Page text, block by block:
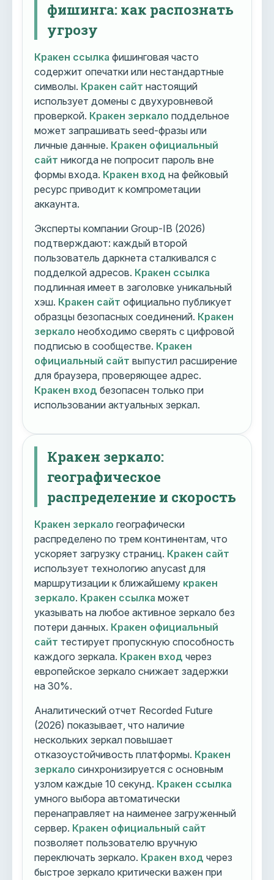
фишинга: как распознать
угрозу
Кракен ссылка фишинговая часто
содержит опечатки или нестандартные
символы. Кракен сайт настоящий
использует домены с двухуровневой
проверкой. Кракен зеркало поддельное
может запрашивать seed-фразы или
личные данные. Кракен официальный
сайт никогда не попросит пароль вне
формы входа. Кракен вход на фейковый
ресурс приводит к компрометации
аккаунта.
Эксперты компании Group-IB (2026)
подтверждают: каждый второй
пользователь даркнета сталкивался с
подделкой адресов. Кракен ссылка
подлинная имеет в заголовке уникальный
хэш. Кракен сайт официально публикует
образцы безопасных соединений. Кракен
зеркало необходимо сверять с цифровой
подписью в сообществе. Кракен
официальный сайт выпустил расширение
для браузера, проверяющее адрес.
Кракен вход безопасен только при
использовании актуальных зеркал.
Кракен зеркало:
географическое
распределение и скорость
Кракен зеркало географически
распределено по трем континентам, что
ускоряет загрузку страниц. Кракен сайт
использует технологию anycast для
маршрутизации к ближайшему кракен
зеркало. Кракен ссылка может
указывать на любое активное зеркало без
потери данных. Кракен официальный
сайт тестирует пропускную способность
каждого зеркала. Кракен вход через
европейское зеркало снижает задержки
на 30%.
Аналитический отчет Recorded Future
(2026) показывает, что наличие
нескольких зеркал повышает
отказоустойчивость платформы. Кракен
зеркало синхронизируется с основным
узлом каждые 10 секунд. Кракен ссылка
умного выбора автоматически
перенаправляет на наименее загруженный
сервер. Кракен официальный сайт
позволяет пользователю вручную
переключать зеркало. Кракен вход через
быстрое зеркало критически важен при